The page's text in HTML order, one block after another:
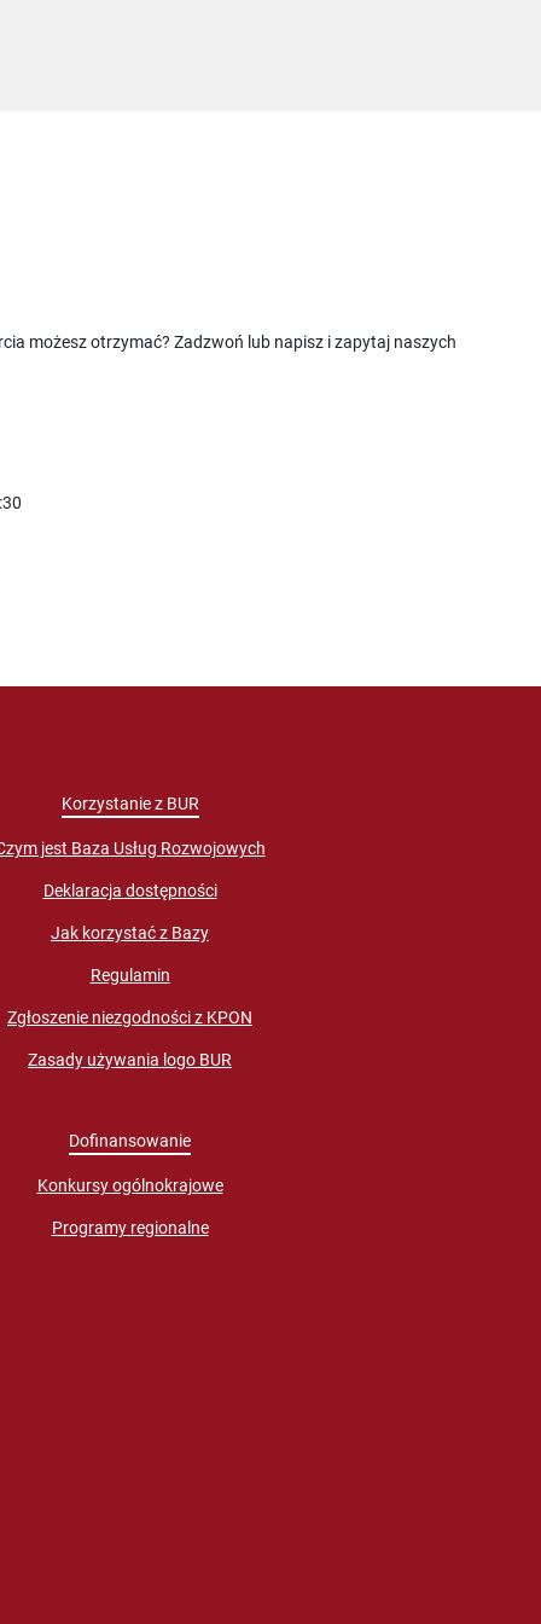
możesz otrzymać? Zadzwoń lub napisz i zapytaj naszych
Korzystanie z BUR
jest Baza Usług Rozwojowych
Deklaracja dostępności
Jak korzystać z Bazy
Regulamin
Zgłoszenie niezgodności z KPON
Zasady używania logo BUR
Dofinansowanie
Konkursy ogólnokrajowe
Programy regionalne